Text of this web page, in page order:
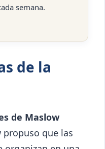
semana.
de la
de Maslow
que las